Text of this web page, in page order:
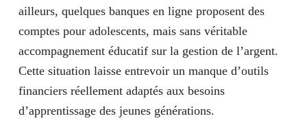
ailleurs, quelques banques en ligne proposent des
comptes pour adolescents, mais sans véritable
accompagnement éducatif sur la gestion de l’argent.
Cette situation laisse entrevoir un manque d’outils
financiers réellement adaptés aux besoins
d’apprentissage des jeunes générations.